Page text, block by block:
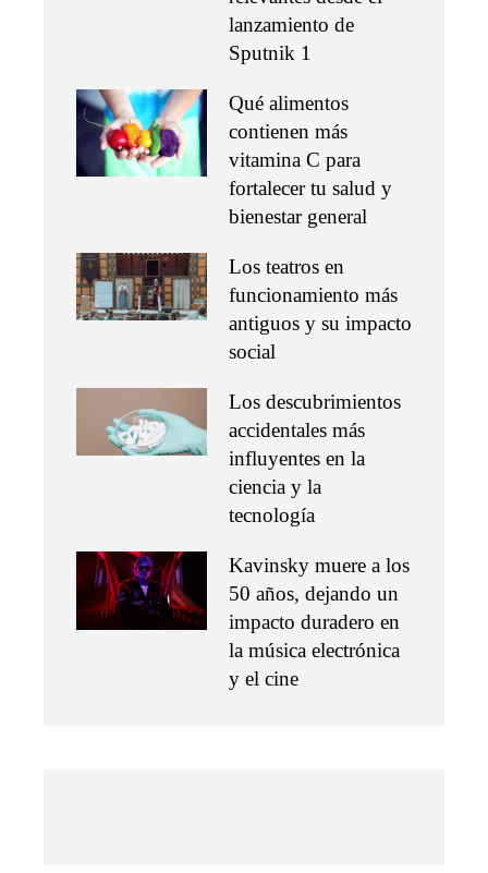
lanzamiento de
Sputnik 1
Qué alimentos
contienen más
vitamina C para
fortalecer tu salud y
bienestar general
Los teatros en
funcionamiento más
antiguos y su impacto
social
Los descubrimientos
accidentales más
influyentes en la
ciencia y la
tecnología
Kavinsky muere a los
50 años, dejando un
impacto duradero en
la música electrónica
y el cine